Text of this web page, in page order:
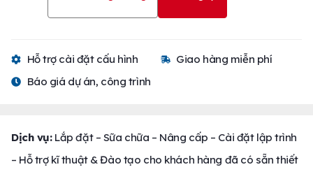
Hỗ trợ cài đặt cấu hình
Giao hàng miễn phí
Báo giá dự án, công trình
Dịch vụ:Lắp đặt – Sữa chữa – Nâng cấp – Cài đặt lập trình
– Hỗ trợ kĩ thuật & Đào tạo cho khách hàng đã có sẵn thiết